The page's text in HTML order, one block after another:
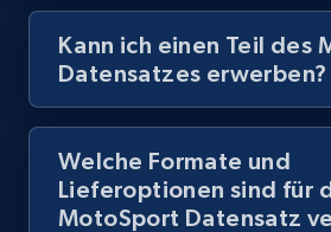
Kann ich einen Teil des
Datensatzes erwerben?
Welche Formate und
Lieferoptionen sind für
MotoSport Datensatz